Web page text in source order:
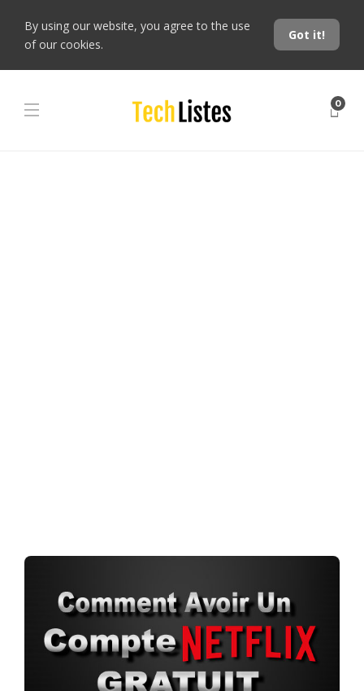
By using our website, you agree to the use
of our cookies.
Got it!
0